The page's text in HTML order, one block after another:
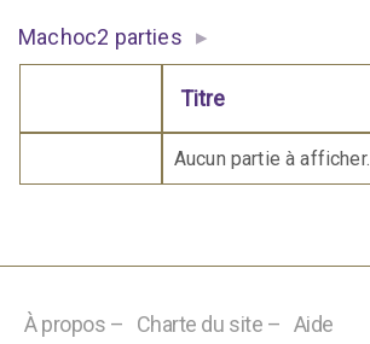
Machoc2 parties ▸
Comporte des pièces jointes
Titre
Aucun partie à afficher.
À propos – Charte du site – Aide